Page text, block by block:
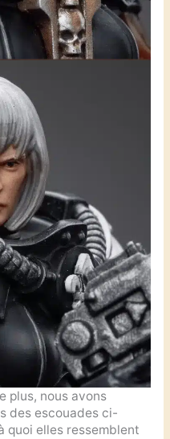
plus, nous avons
des escouades ci-
quoi elles ressemblent